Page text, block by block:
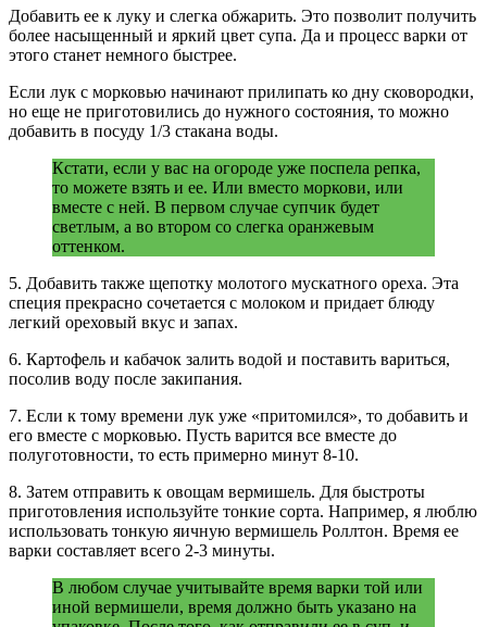
Добавить ее к луку и слегка обжарить. Это позволит получить
более насыщенный и яркий цвет супа. Да и процесс варки от
этого станет немного быстрее.
Если лук с морковью начинают прилипать ко дну сковородки,
но еще не приготовились до нужного состояния, то можно
добавить в посуду 1/3 стакана воды.
Кстати, если у вас на огороде уже поспела репка,
то можете взять и ее. Или вместо моркови, или
вместе с ней. В первом случае супчик будет
светлым, а во втором со слегка оранжевым
оттенком.
5. Добавить также щепотку молотого мускатного ореха. Эта
специя прекрасно сочетается с молоком и придает блюду
легкий ореховый вкус и запах.
6. Картофель и кабачок залить водой и поставить вариться,
посолив воду после закипания.
7. Если к тому времени лук уже «притомился», то добавить и
его вместе с морковью. Пусть варится все вместе до
полуготовности, то есть примерно минут 8-10.
8. Затем отправить к овощам вермишель. Для быстроты
приготовления используйте тонкие сорта. Например, я люблю
использовать тонкую яичную вермишель Роллтон. Время ее
варки составляет всего 2-3 минуты.
В любом случае учитывайте время варки той или
иной вермишели, время должно быть указано на